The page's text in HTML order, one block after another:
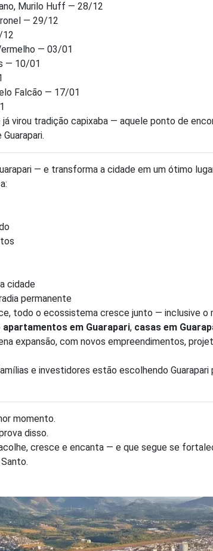
Murilo Huff — 28/12
— 29/12
12
— 03/01
— 10/01
Falcão — 17/01
virou tradição capixaba — aquele ponto de
— e transforma a cidade em um ótimo
cidade
permanente
todo o ecossistema cresce junto — inclusive o
apartamentos em Guarapari, casas em
expansão, com novos empreendimentos,
e investidores estão escolhendo Guarapari
momento.
disso.
cresce e encanta — e que segue se